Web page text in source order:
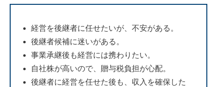
経営を後継者に任せたいが、不安がある。
後継者候補に迷いがある。
事業承継後も経営には携わりたい。
自社株が高いので、贈与税負担が心配。
後継者に経営を任せた後も、収入を確保した